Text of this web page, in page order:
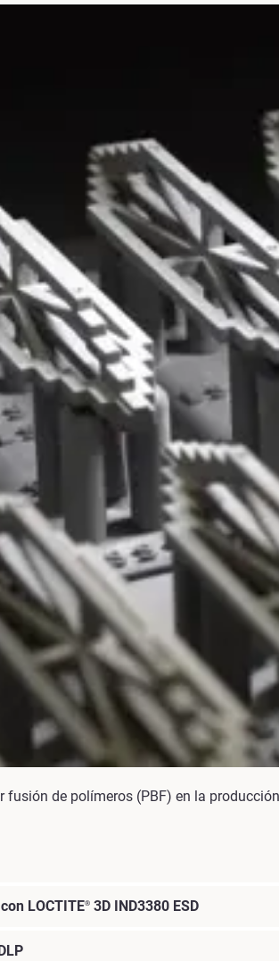
fusión de polímeros (PBF) en la
LOCTITE® 3D IND3380 ESD